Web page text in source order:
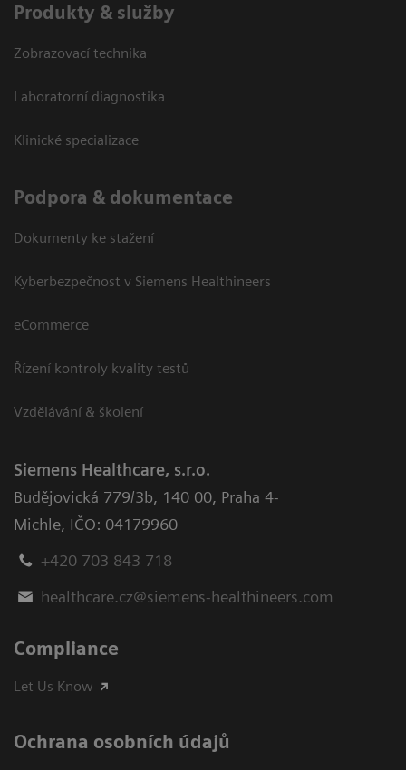
Produkty & služby
Zobrazovací technika
Laboratorní diagnostika
Klinické specializace
Podpora & dokumentace
Dokumenty ke stažení
Kyberbezpečnost v Siemens Healthineers
eCommerce
Řízení kontroly kvality testů
Vzdělávání & školení
Siemens Healthcare, s.r.o.
Budějovická 779/3b, 140 00, Praha 4-
Michle, IČO: 04179960
+420 703 843 718
healthcare.cz@siemens-healthineers.com
Compliance
Let Us Know
Ochrana osobních údajů